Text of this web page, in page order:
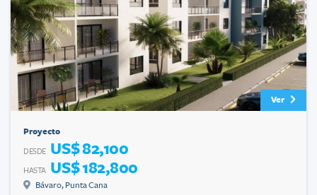
Ver
Proyecto
DESDE US$ 82,100
HASTA US$ 182,800
Bávaro, Punta Cana